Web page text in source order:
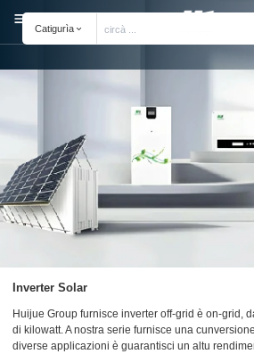
Catigurìa
Inverter Solar
Huijue Group furnisce inverter off-grid è on-grid,
di kilowatt. A nostra serie furnisce una
diverse applicazioni è guarantisci un altu